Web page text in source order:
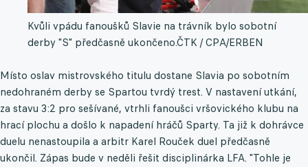
Kvůli vpádu fanoušků Slavie na trávník bylo sobotní
derby "S" předčasně ukončeno.ČTK / CPA/ERBEN
Místo oslav mistrovského titulu dostane Slavia po sobotním
nedohraném derby se Spartou tvrdý trest. V nastavení utkání,
za stavu 3:2 pro sešívané, vtrhli fanoušci vršovického klubu na
hrací plochu a došlo k napadení hráčů Sparty. Ta již k dohrávce
duelu nenastoupila a arbitr Karel Rouček duel předčasně
ukončil. Zápas bude v neděli řešit disciplinárka LFA. "Tohle je